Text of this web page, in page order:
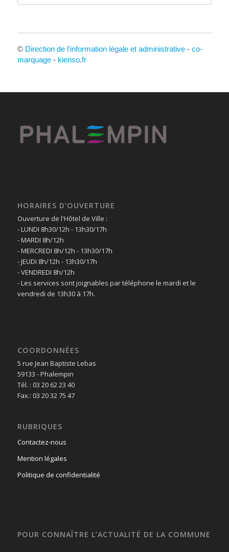
© Direction de l'information légale et administrative- co-
marquage- kienso.fr
HORAIRES D’OUVERTURE
Ouverture de l'Hôtel de Ville :
- LUNDI 8h30/12h - 13h30/17h
- MARDI 8h/12h
- MERCREDI 8h/12h - 13h30/17h
- JEUDI 8h/12h - 13h30/17h
- VENDREDI 8h/12h
- Les services sont joignables par téléphone le mardi et le
vendredi de 13h30 à 17h.
COORDONNÉES
5 rue Jean Baptiste Lebas
59133 - Phalempin
Tél. : 03 20 62 23 40
Fax.: 03 20 32 75 47
RUBRIQUES
Contactez-nous
Mention légales
Politique de confidentialité
POUR CONNAÎTRE L’ACTUALITÉ DE LA COMMUNE